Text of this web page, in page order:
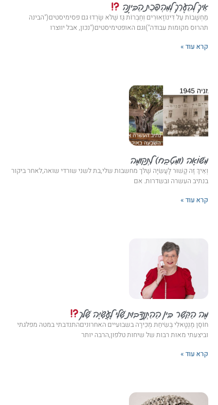
אֵיךְ לְהֵעָרֵךְ לְמַהְפֵּכַת הַבִּינָה
מַחְשָׁבוֹת עַל דִּינוֹזָאוּרִים וְחֶבְרוֹת גַּז שֶׁלֹּא שָׂרְדוּ גם פסימיסטים("הבינה
תהרוס מקומות עבודה")וגם האופטימיסטים("נכון, אבל יווצרו
קרא עוד »
מִשּׁוֹאָה (וּמִטֶבַח) לִתְקוּמָה
וְאֵיךְ זֶה קָשׁוּר לָעֲשִׂיָּה שֶׁלּך מחשבות שלי,בת לשני שורדי שואה,לאחר ביקור
בנתיב העשרה ובשדרות. אם
קרא עוד »
מָה הַקֶּשֶׁר בֵּין הַהִתְנַדְּבוּת שֶׁלִּי לָעֲשִׂיָּה שֶׁלּך
חוֹסֶן מֶנְטָאלִי בְּשִׂיחַת מְכִירָה בשבועיים האחרוניםהתנדבתי במטה מפלגתי
וביצעתי מאות רבות של שיחות טלפון,הרבה יותר
קרא עוד »